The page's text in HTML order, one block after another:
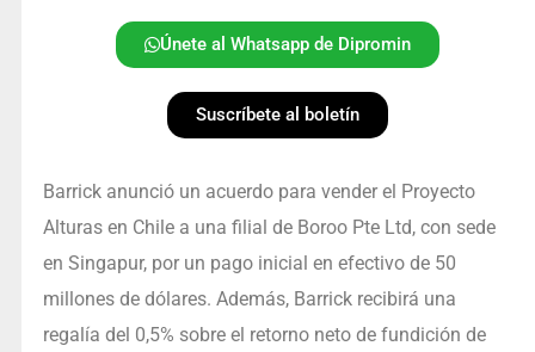
Únete al Whatsapp de Dipromin
Suscríbete al boletín
Barrick anunció un acuerdo para vender el Proyecto
Alturas en Chile a una filial de Boroo Pte Ltd, con sede
en Singapur, por un pago inicial en efectivo de 50
millones de dólares. Además, Barrick recibirá una
regalía del 0,5% sobre el retorno neto de fundición de